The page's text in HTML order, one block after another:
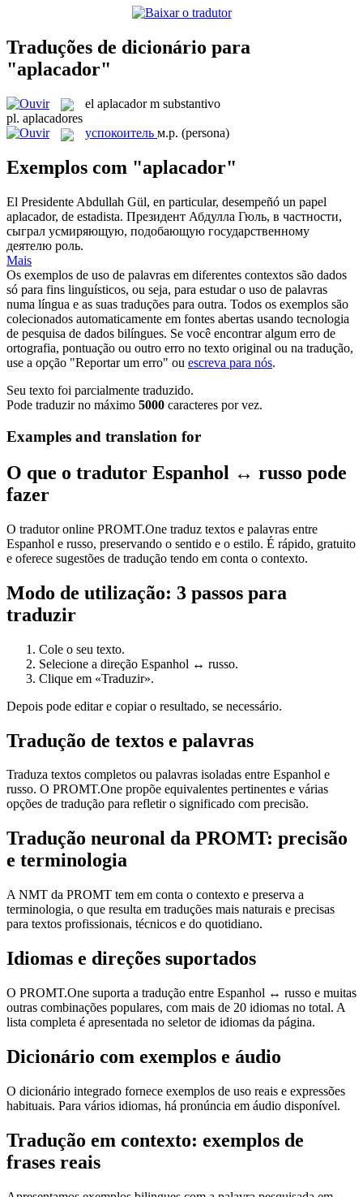
Traduções de dicionário para
"aplacador"
el aplacador m substantivo
pl. aplacadores
успокоитель м.р. (persona)
Exemplos com "aplacador"
El Presidente Abdullah Gül, en particular, desempeñó un papel
aplacador, de estadista. Президент Абдулла Гюль, в частности,
сыграл усмиряющую, подобающую государственному
деятелю роль.
Mais
Os exemplos de uso de palavras em diferentes contextos são dados
só para fins linguísticos, ou seja, para estudar o uso de palavras
numa língua e as suas traduções para outra. Todos os exemplos são
colecionados automaticamente em fontes abertas usando tecnologia
de pesquisa de dados bilíngues. Se você encontrar algum erro de
ortografia, pontuação ou outro erro no texto original ou na tradução,
use a opção "Reportar um erro" ou escreva para nós.
Seu texto foi parcialmente traduzido.
Pode traduzir no máximo 5000 caracteres por vez.
Examples and translation for
O que o tradutor Espanhol ↔ russo pode
fazer
O tradutor online PROMT.One traduz textos e palavras entre
Espanhol e russo, preservando o sentido e o estilo. É rápido, gratuito
e oferece sugestões de tradução tendo em conta o contexto.
Modo de utilização: 3 passos para
traduzir
Cole o seu texto.
Selecione a direção Espanhol ↔ russo.
Clique em «Traduzir».
Depois pode editar e copiar o resultado, se necessário.
Tradução de textos e palavras
Traduza textos completos ou palavras isoladas entre Espanhol e
russo. O PROMT.One propõe equivalentes pertinentes e várias
opções de tradução para refletir o significado com precisão.
Tradução neuronal da PROMT: precisão
e terminologia
A NMT da PROMT tem em conta o contexto e preserva a
terminologia, o que resulta em traduções mais naturais e precisas
para textos profissionais, técnicos e do quotidiano.
Idiomas e direções suportados
O PROMT.One suporta a tradução entre Espanhol ↔ russo e muitas
outras combinações populares, com mais de 20 idiomas no total. A
lista completa é apresentada no seletor de idiomas da página.
Dicionário com exemplos e áudio
O dicionário integrado fornece exemplos de uso reais e expressões
habituais. Para vários idiomas, há pronúncia em áudio disponível.
Tradução em contexto: exemplos de
frases reais